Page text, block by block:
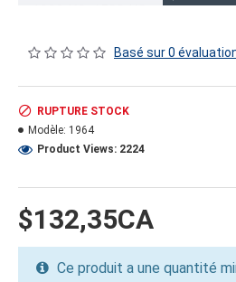
36"X36"X36" (1500 KG)
Quantité par emballage: 5.00
Dimension: 0
Poids: 19.93
Volume cubique: 19.93 pieds
Basé sur 0
$132,35CA
RUPTURE STOCK
Modèle: 1964
Product Views: 2224
Ce produit a une quantité